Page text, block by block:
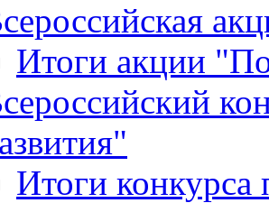
Итоги акции
Итоги конкурса